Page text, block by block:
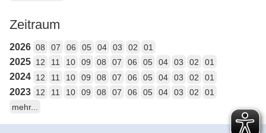
Zeitraum
2026 08 07 06 05 04 03 02 01
2025 12 11 10 09 08 07 06 05 04 03 02 01
2024 12 11 10 09 08 07 06 05 04 03 02 01
2023 12 11 10 09 08 07 06 05 04 03 02
01
mehr...